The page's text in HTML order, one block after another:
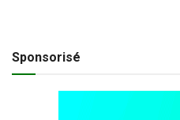
Sponsorisé